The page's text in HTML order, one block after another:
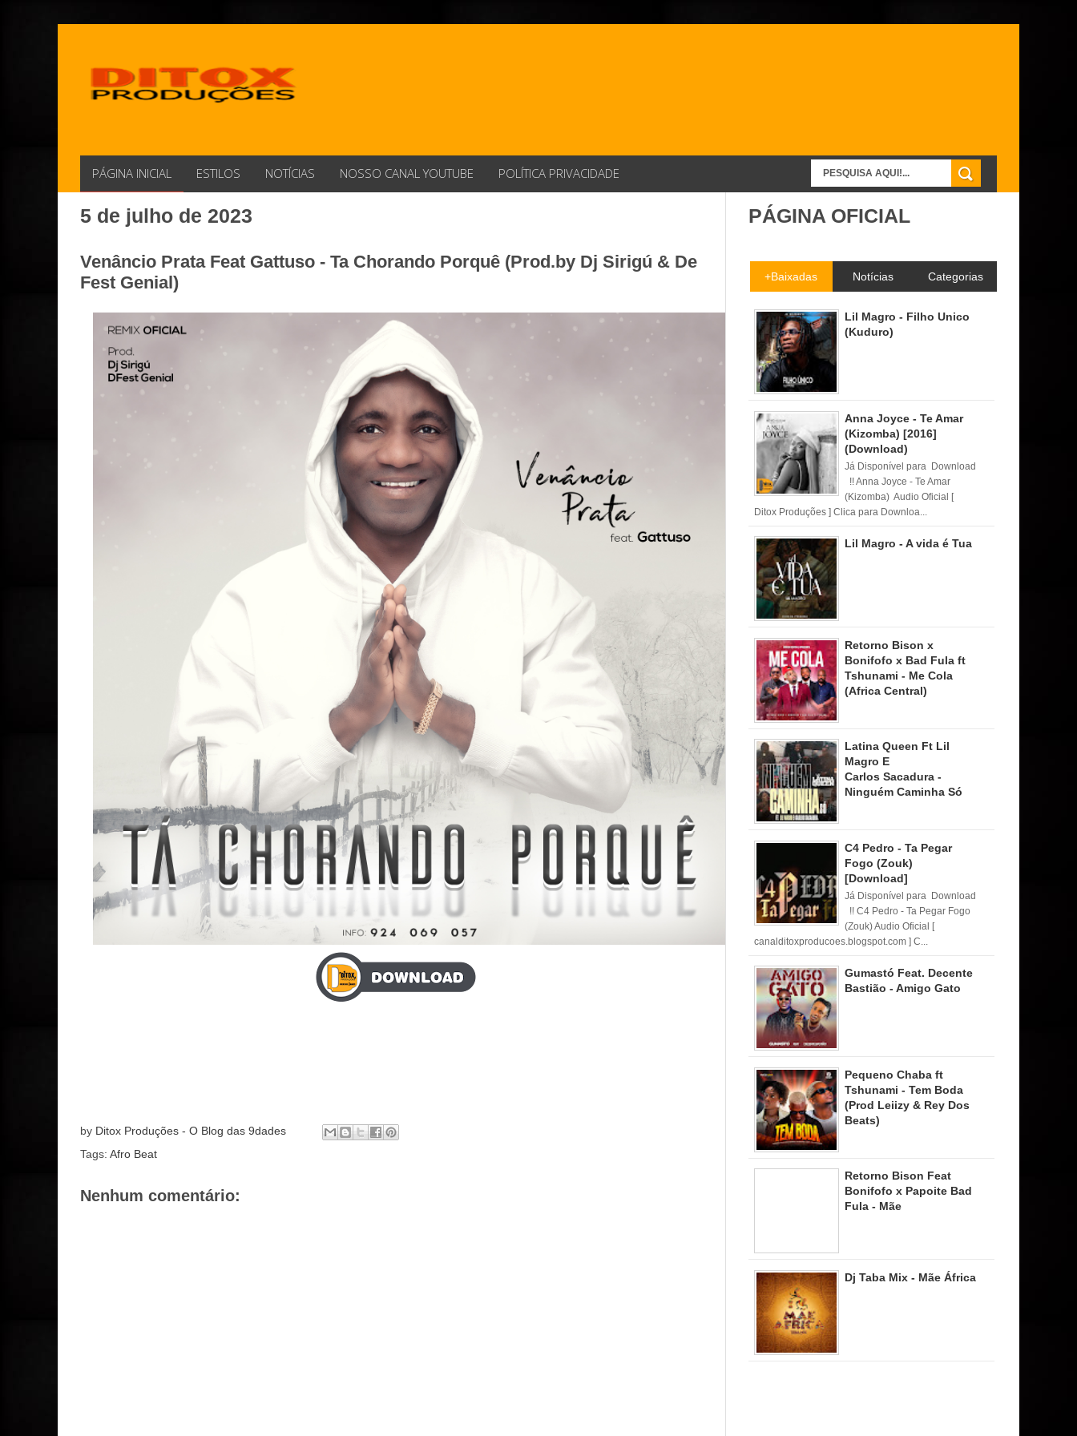
PÁGINA INICIAL ESTILOS NOTÍCIAS NOSSO CANAL YOUTUBE POLÍTICA PRIVACIDADE
5 de julho de 2023
Venâncio Prata Feat Gattuso - Ta Chorando Porquê (Prod.by Dj Sirigú & De
Fest Genial)
by Ditox Produções - O Blog das 9dades
Tags: Afro Beat
Nenhum comentário:
PÁGINA OFICIAL
+Baixadas Notícias Categorias
Lil Magro - Filho Unico
(Kuduro)
Anna Joyce - Te Amar
(Kizomba) [2016]
(Download)
Já Disponível para Download
!! Anna Joyce - Te Amar
(Kizomba) Audio Oficial [
Ditox Produções ] Clica para Downloa...
Lil Magro - A vida é Tua
Retorno Bison x
Bonifofo x Bad Fula ft
Tshunami - Me Cola
(Africa Central)
Latina Queen Ft Lil
Magro E
Carlos Sacadura -
Ninguém Caminha Só
C4 Pedro - Ta Pegar
Fogo (Zouk)
[Download]
Já Disponível para Download
!! C4 Pedro - Ta Pegar Fogo
(Zouk) Audio Oficial [
canalditoxproducoes.blogspot.com ] C...
Gumastó Feat. Decente
Bastião - Amigo Gato
Pequeno Chaba ft
Tshunami - Tem Boda
(Prod Leiizy & Rey Dos
Beats)
Retorno Bison Feat
Bonifofo x Papoite Bad
Fula - Mãe
Dj Taba Mix - Mãe África